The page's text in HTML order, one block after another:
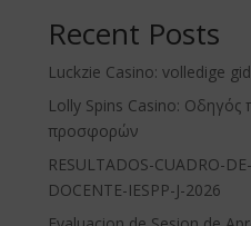
Recent Posts
Luckzie Casino: volledige
Lolly Spins Casino: Οδηγός
προσφορών
RESULTADOS-CUADRO-
DOCENTE-IESPP-J-2026